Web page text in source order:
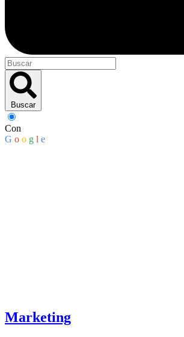
Buscar
Con
G o o g l e
Marketing